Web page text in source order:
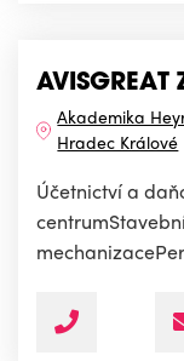
AVISGREAT
Akademika
Hradec Králové
Účetnictví a